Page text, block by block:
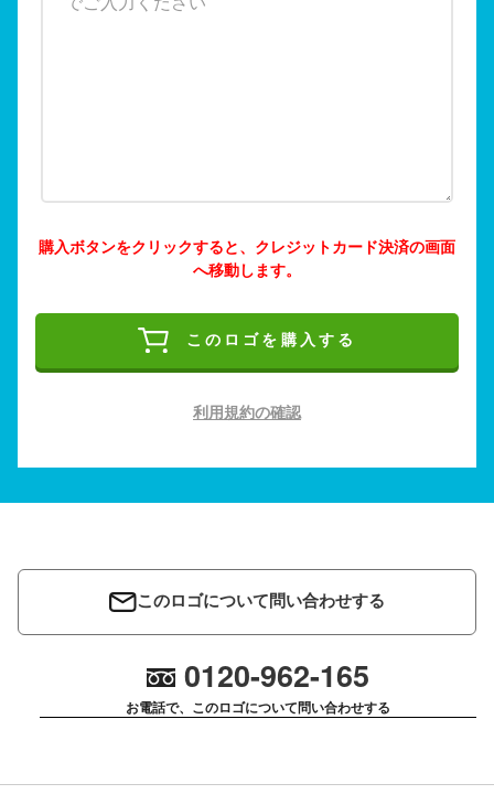
購入ボタンをクリックすると、クレジットカード決済の画面
へ移動します。
このロゴを購入する
利用規約の確認
このロゴについて問い合わせする
0120-962-165
お電話で、このロゴについて問い合わせする